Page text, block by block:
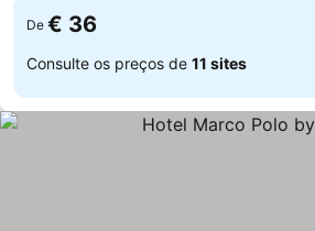
De € 36
Consulte os preços de 11 sites